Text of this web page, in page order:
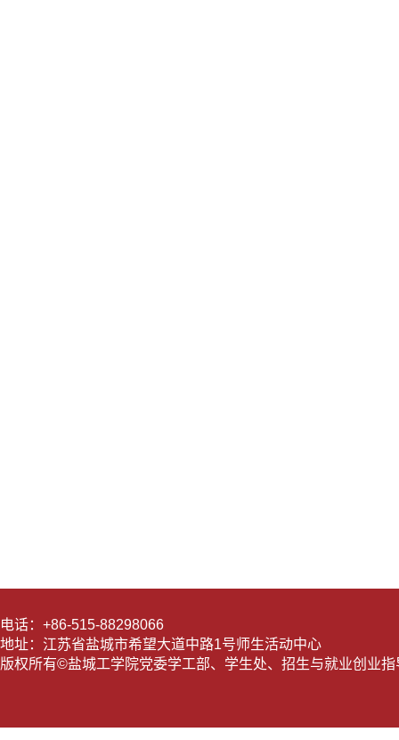
电话：+86-515-88298066
地址：江苏省盐城市希望大道中路1号师生活动中心
版权所有©盐城工学院党委学工部、学生处、招生与就业创业指